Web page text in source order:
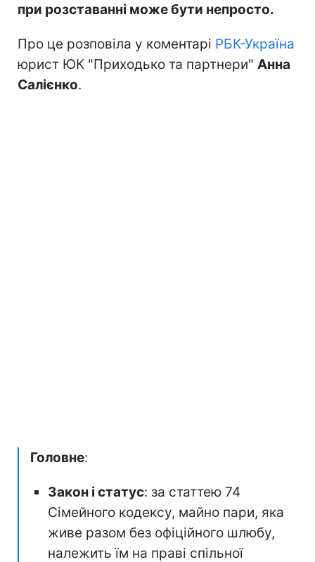
при розставанні може бути непросто.
Про це розповіла у коментарі РБК-Україна
юрист ЮК "Приходько та партнери" Анна
Салієнко.
Головне:
Закон і статус: за статтею 74
Сімейного кодексу, майно пари, яка
живе разом без офіційного шлюбу,
належить їм на праві спільної